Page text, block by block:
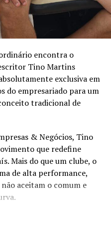
encontra o
Tino Martins
exclusiva em
do empresariado para um
tradicional de
& Negócios, Tino
que redefine
Mais do que um clube, o
de alta performance,
aceitam o comum e